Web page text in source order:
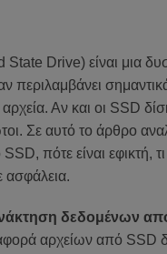
Drive) είναι μια
περιλαμβάνει
Αν και οι SSD
Σε αυτό το άρθρο
πότε είναι εφικτή,
ασφάλεια.
δεδομένων
αρχείων από SSD